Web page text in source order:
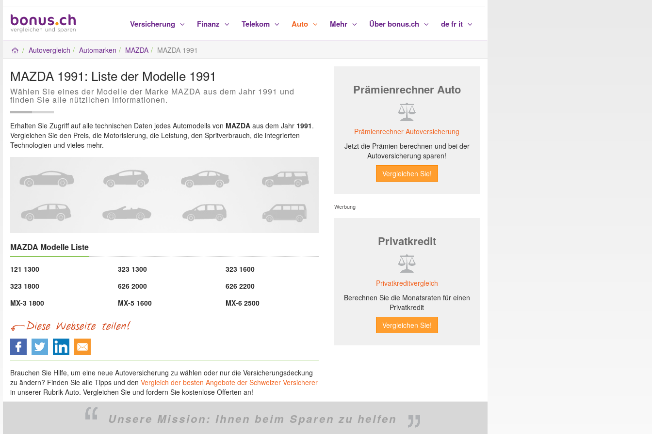
Versicherung Finanz Telekom Auto Mehr Über bonus.ch de fr it
Autovergleich Automarken MAZDA MAZDA 1991
MAZDA 1991: Liste der Modelle 1991
Wählen Sie eines der Modelle der Marke MAZDA aus dem Jahr 1991 und
finden Sie alle nützlichen Informationen.
Erhalten Sie Zugriff auf alle technischen Daten jedes Automodells von MAZDA aus dem Jahr 1991.
Vergleichen Sie den Preis, die Motorisierung, die Leistung, den Spritverbrauch, die integrierten
Technologien und vieles mehr.
MAZDA Modelle Liste
121 1300 323 1300
323 1600
323 1800
626 2000
626 2200
MX-3 1800
MX-5 1600 MX-6 2500
Brauchen Sie Hilfe, um eine neue Autoversicherung zu wählen oder nur die Versicherungsdeckung
zu ändern? Finden Sie alle Tipps und den Vergleich der besten Angebote der Schweizer Versicherer
in unserer Rubrik Auto. Vergleichen Sie und fordern Sie kostenlose Offerten an!
Prämienrechner Auto
Prämienrechner Autoversicherung
Jetzt die Prämien berechnen und bei der
Autoversicherung sparen!
Werbung
Privatkredit
Privatkreditvergleich
Berechnen Sie die Monatsraten für einen
Privatkredit
Unsere Mission: Ihnen beim Sparen zu helfen